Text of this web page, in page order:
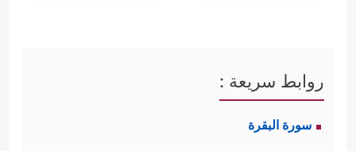
روابط سريعة :
سورة البقرة